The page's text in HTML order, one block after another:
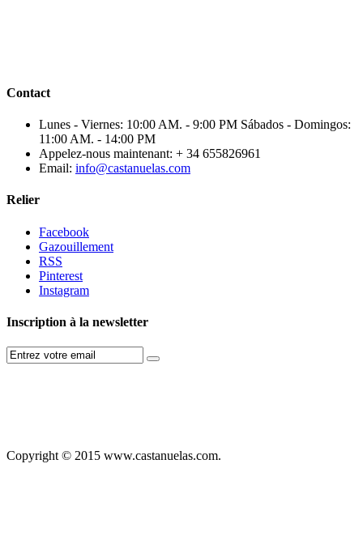
Contact
Lunes - Viernes: 10:00 AM. - 9:00 PM Sábados - Domingos:
11:00 AM. - 14:00 PM
Appelez-nous maintenant: + 34 655826961
Email: info@castanuelas.com
Relier
Facebook
Gazouillement
RSS
Pinterest
Instagram
Inscription à la newsletter
Copyright © 2015 www.castanuelas.com.